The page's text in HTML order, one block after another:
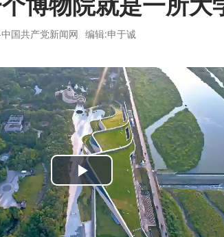
国共产党新闻网 编辑:申于诚
Play
Video